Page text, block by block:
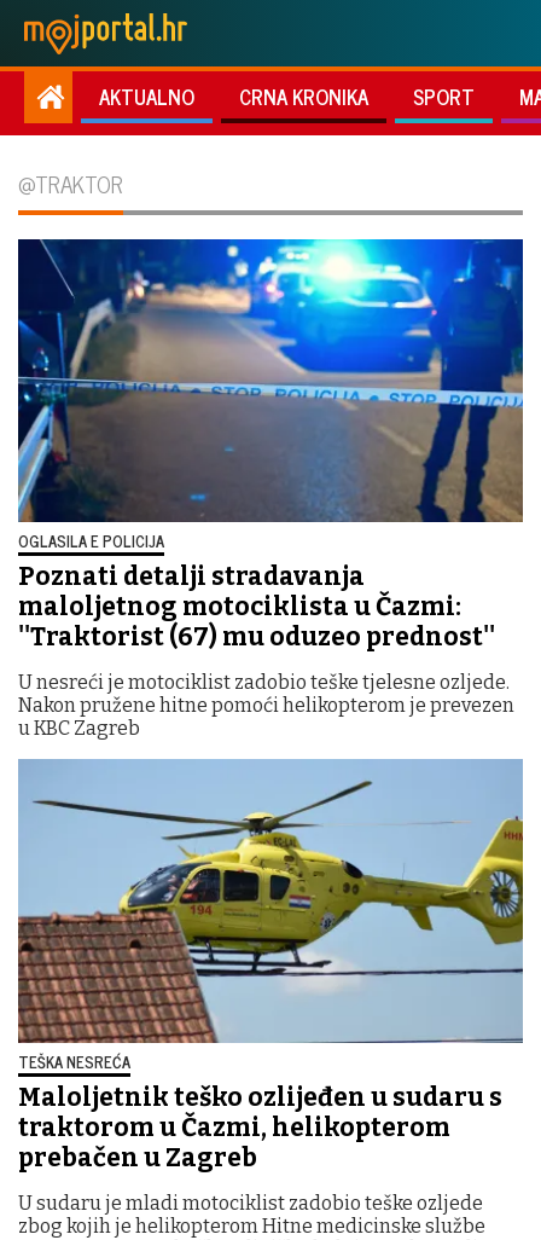
AKTUALNO CRNA KRONIKA SPORT
@TRAKTOR
OGLASILA E POLICIJA
Poznati detalji stradavanja
maloljetnog motociklista u Čazmi:
''Traktorist (67) mu oduzeo prednost''
U nesreći je motociklist zadobio teške tjelesne ozljede.
Nakon pružene hitne pomoći helikopterom je prevezen
u KBC Zagreb
TEŠKA NESREĆA
Maloljetnik teško ozlijeđen u sudaru s
traktorom u Čazmi, helikopterom
prebačen u Zagreb
U sudaru je mladi motociklist zadobio teške ozljede
zbog kojih je helikopterom Hitne medicinske službe